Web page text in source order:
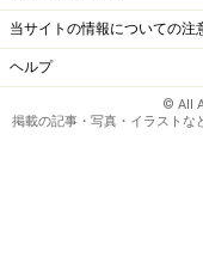
当サイトの情報についての注
ヘルプ
© All
掲載の記事・写真・イラストな